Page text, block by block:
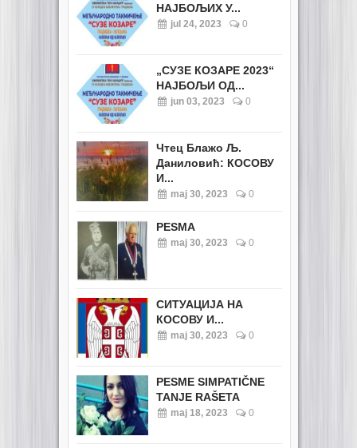
НАЈБОЉИХ У...
jul 24, 2023 0
„СУЗЕ КОЗАРЕ 2023“
НАЈБОЉИ ОД...
jun 03, 2023 0
Чтец Блажо Љ.
Даниловић: КОСОВУ
И...
maj 30, 2023 0
PESMA
maj 30, 2023 0
СИТУАЦИЈА НА
КОСОВУ И...
maj 30, 2023 0
PESME SIMPATIČNE
TANJE RAŠETA
maj 18, 2023 0